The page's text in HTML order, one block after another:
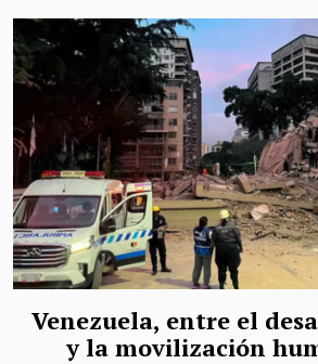
Venezuela, entre el
y la movilización